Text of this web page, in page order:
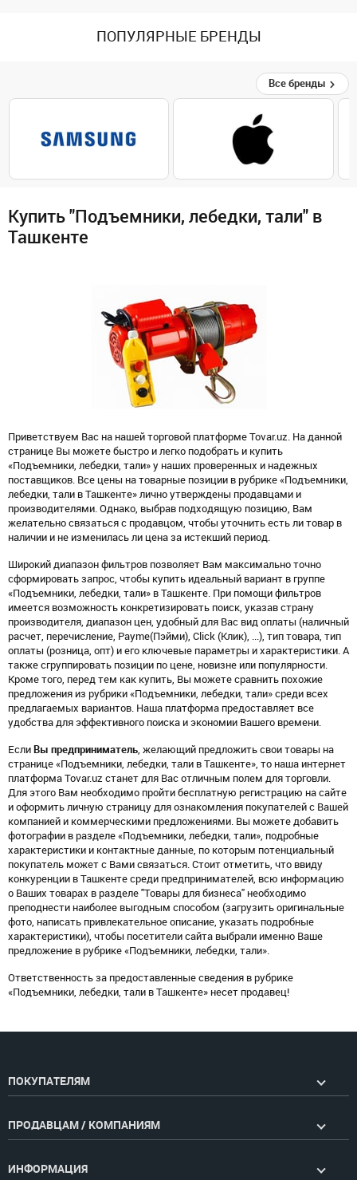
ПОПУЛЯРНЫЕ БРЕНДЫ
Все бренды
Купить "Подъемники, лебедки, тали" в
Ташкенте
Приветствуем Вас на нашей торговой платформе Tovar.uz. На данной
странице Вы можете быстро и легко подобрать и купить
«Подъемники, лебедки, тали» у наших проверенных и надежных
поставщиков. Все цены на товарные позиции в рубрике «Подъемники,
лебедки, тали в Ташкенте» лично утверждены продавцами и
производителями. Однако, выбрав подходящую позицию, Вам
желательно связаться с продавцом, чтобы уточнить есть ли товар в
наличии и не изменилась ли цена за истекший период.
Широкий диапазон фильтров позволяет Вам максимально точно
сформировать запрос, чтобы купить идеальный вариант в группе
«Подъемники, лебедки, тали» в Ташкенте. При помощи фильтров
имеется возможность конкретизировать поиск, указав страну
производителя, диапазон цен, удобный для Вас вид оплаты (наличный
расчет, перечисление, Payme(Пэйми), Click (Клик), ...), тип товара, тип
оплаты (розница, опт) и его ключевые параметры и характеристики. А
также сгруппировать позиции по цене, новизне или популярности.
Кроме того, перед тем как купить, Вы можете сравнить похожие
предложения из рубрики «Подъемники, лебедки, тали» среди всех
предлагаемых вариантов. Наша платформа предоставляет все
удобства для эффективного поиска и экономии Вашего времени.
Если Вы предприниматель, желающий предложить свои товары на
странице «Подъемники, лебедки, тали в Ташкенте», то наша интернет
платформа Tovar.uz станет для Вас отличным полем для торговли.
Для этого Вам необходимо пройти бесплатную регистрацию на сайте
и оформить личную страницу для ознакомления покупателей с Вашей
компанией и коммерческими предложениями. Вы можете добавить
фотографии в разделе «Подъемники, лебедки, тали», подробные
характеристики и контактные данные, по которым потенциальный
покупатель может с Вами связаться. Стоит отметить, что ввиду
конкуренции в Ташкенте среди предпринимателей, всю информацию
о Ваших товарах в разделе "Товары для бизнеса" необходимо
преподнести наиболее выгодным способом (загрузить оригинальные
фото, написать привлекательное описание, указать подробные
характеристики), чтобы посетители сайта выбрали именно Ваше
предложение в рубрике «Подъемники, лебедки, тали».
Ответственность за предоставленные сведения в рубрике
«Подъемники, лебедки, тали в Ташкенте» несет продавец!
ПОКУПАТЕЛЯМ
ПРОДАВЦАМ / КОМПАНИЯМ
ИНФОРМАЦИЯ